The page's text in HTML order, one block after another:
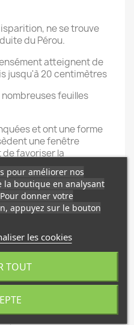
ne se trouve
du Pérou.
atteignent de
jusqu'à 20 centimètres
feuilles
et ont une forme
une fenêtre
favoriser la
fleurs en épi
altitude.
pour améliorer nos
la boutique en analysant
donner votre
appuyez sur le bouton
les cookies
TOUT